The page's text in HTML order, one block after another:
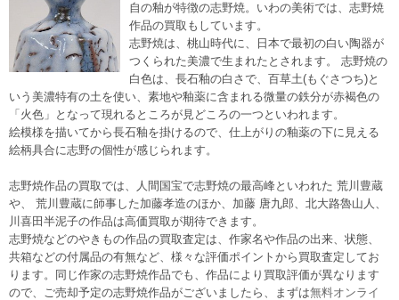
自の釉が特徴の志野焼。いわの美術では、志野焼
作品の買取もしています。
志野焼は、桃山時代に、日本で最初の白い陶器が
つくられた美濃で生まれたとされます。 志野焼の
白色は、長石釉の白さで、百草土(もぐさつち)と
いう美濃特有の土を使い、素地や釉薬に含まれる微量の鉄分が赤褐色の
「火色」となって現れるところが見どころの一つといわれます。
絵模様を描いてから長石釉を掛けるので、仕上がりの釉薬の下に見える
絵柄具合に志野の個性が感じられます。
志野焼作品の買取では、人間国宝で志野焼の最高峰といわれた 荒川豊蔵
や、 荒川豊蔵に師事した加藤孝造のほか、加藤 唐九郎、北大路魯山人、
川喜田半泥子の作品は高価買取が期待できます。
志野焼などのやきもの作品の買取査定は、作家名や作品の出来、状態、
共箱などの付属品の有無など、様々な評価ポイントから買取査定してお
ります。同じ作家の志野焼作品でも、作品により買取評価が異なります
ので、ご売却予定の志野焼作品がございましたら、まずは無料オンライ